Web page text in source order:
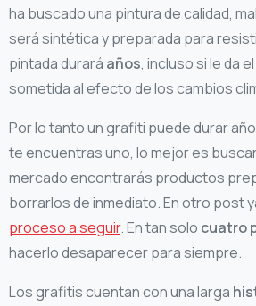
ha buscado una pintura de calidad,
será sintética y preparada para
pintada durará años, incluso si le da
sometida al efecto de los cambios
Por lo tanto un grafiti puede durar
te encuentras uno, lo mejor es
mercado encontrarás productos
borrarlos de inmediato. En otro post
proceso a seguir. En tan solo cuatro
hacerlo desaparecer para siempre.
Los grafitis cuentan con una larga